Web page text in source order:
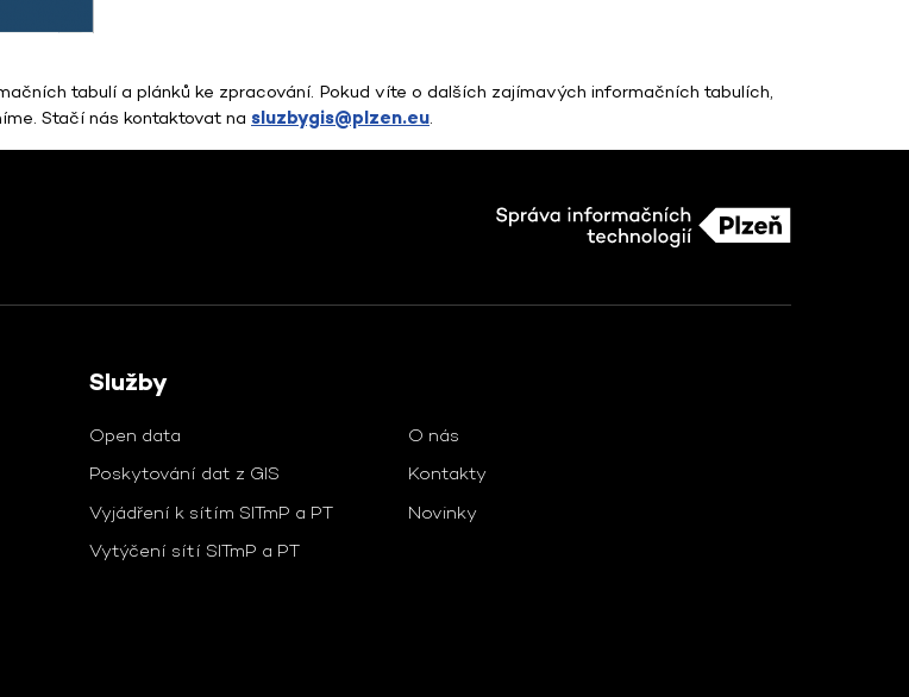
tabulí a plánků ke zpracování. Pokud víte o dalších zajímavých informačních tabulích,
Stačí nás kontaktovat na sluzbygis@plzen.eu.
Služby
Open data
Poskytování dat z GIS
Vyjádření k sítím SITmP a PT
Vytýčení sítí SITmP a PT
O nás
Kontakty
Novinky